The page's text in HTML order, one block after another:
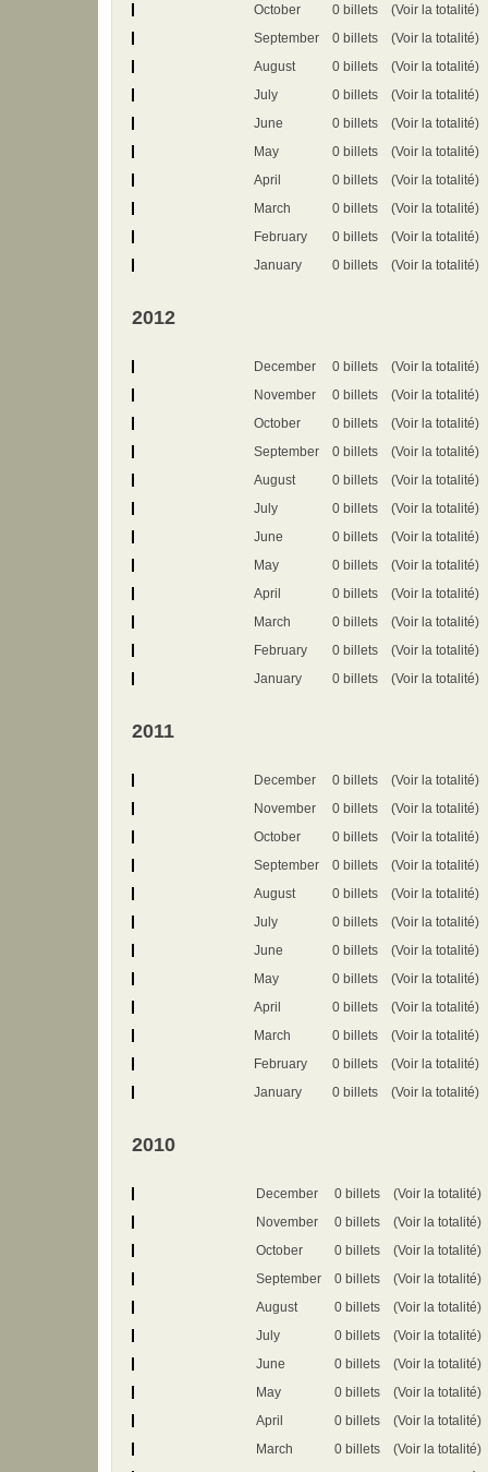
October
0 billets
(Voir la totalité)
September
0 billets
(Voir la totalité)
August
0 billets
(Voir la totalité)
July
0 billets
(Voir la totalité)
June
0 billets
(Voir la totalité)
May
0 billets
(Voir la totalité)
April
0 billets
(Voir la totalité)
March
0 billets
(Voir la totalité)
February
0 billets
(Voir la totalité)
January
0 billets (Voir la totalité)
2012
December 0 billets
(Voir la totalité)
November
0 billets
(Voir la totalité)
October
0 billets
(Voir la totalité)
September
0 billets
(Voir la totalité)
August
0 billets
(Voir la totalité)
July
0 billets
(Voir la totalité)
June
0 billets
(Voir la totalité)
May
0 billets
(Voir la totalité)
April
0 billets
(Voir la totalité)
March
0 billets
(Voir la totalité)
February
0 billets
(Voir la totalité)
January
0 billets (Voir la totalité)
2011
December 0 billets
(Voir la totalité)
November
0 billets
(Voir la totalité)
October
0 billets
(Voir la totalité)
September
0 billets
(Voir la totalité)
August
0 billets
(Voir la totalité)
July
0 billets
(Voir la totalité)
June
0 billets
(Voir la totalité)
May
0 billets
(Voir la totalité)
April
0 billets
(Voir la totalité)
March
0 billets
(Voir la totalité)
February
0 billets
(Voir la totalité)
January
0 billets (Voir la totalité)
2010
December 0 billets
(Voir la totalité)
November
0 billets
(Voir la totalité)
October
0 billets
(Voir la totalité)
September
0 billets
(Voir la totalité)
August
0 billets
(Voir la totalité)
July
0 billets
(Voir la totalité)
June
0 billets
(Voir la totalité)
May
0 billets
(Voir la totalité)
April
0 billets
(Voir la totalité)
March
0 billets
(Voir la totalité)